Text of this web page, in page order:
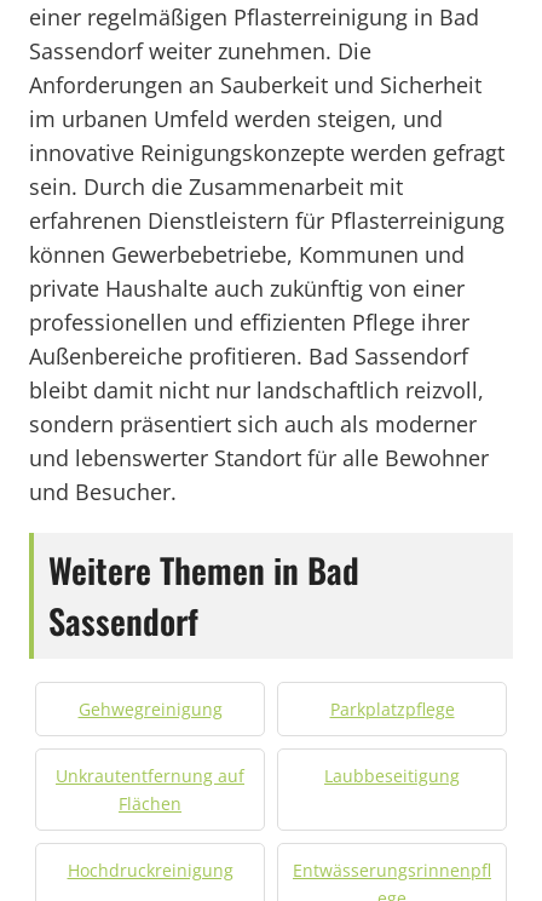
einer regelmäßigen Pflasterreinigung in Bad
Sassendorf weiter zunehmen. Die
Anforderungen an Sauberkeit und Sicherheit
im urbanen Umfeld werden steigen, und
innovative Reinigungskonzepte werden gefragt
sein. Durch die Zusammenarbeit mit
erfahrenen Dienstleistern für Pflasterreinigung
können Gewerbebetriebe, Kommunen und
private Haushalte auch zukünftig von einer
professionellen und effizienten Pflege ihrer
Außenbereiche profitieren. Bad Sassendorf
bleibt damit nicht nur landschaftlich reizvoll,
sondern präsentiert sich auch als moderner
und lebenswerter Standort für alle Bewohner
und Besucher.
Weitere Themen in Bad
Sassendorf
Gehwegreinigung Parkplatzpflege
Unkrautentfernung auf
Flächen
Laubbeseitigung
Hochdruckreinigung
Entwässerungsrinnenpfl